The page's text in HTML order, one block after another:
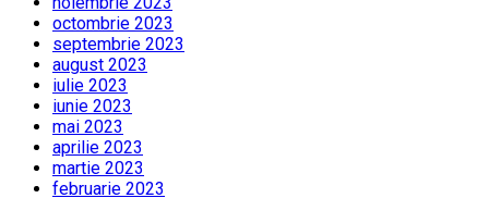
octombrie 2023
septembrie 2023
august 2023
iulie 2023
iunie 2023
mai 2023
aprilie 2023
martie 2023
februarie 2023